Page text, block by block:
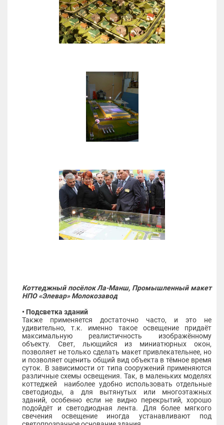
Коттеджный посёлок Ла-Манш, Промышленный макет
НПО «Элевар» Молокозавод
• Подсветка зданий
Также применяется достаточно часто, и это не
удивительно, т.к. именно такое освещение придаёт
максимальную реалистичность изображённому
объекту. Свет, льющийся из миниатюрных окон,
позволяет не только сделать макет привлекательнее, но
и позволяет оценить общий вид объекта в тёмное время
суток. В зависимости от типа сооружений применяются
различные схемы освещения. Так, в маленьких моделях
коттеджей наиболее удобно использовать отдельные
светодиоды, а для вытянутых или многоэтажных
зданий, особенно если не видно перекрытий, хорошо
подойдёт и светодиодная лента. Для более мягкого
свечения освещение иногда устанавливают под